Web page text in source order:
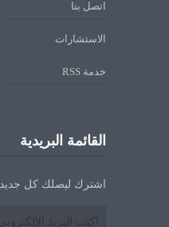
اتصل بنا
الاستشارات
خدمة RSS
القائمة البريدية
اشترك ليصلك كل جديد.